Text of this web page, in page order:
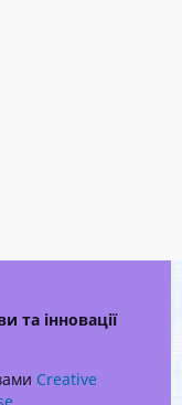
та інновації
Creative